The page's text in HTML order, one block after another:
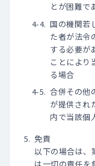
とが困難で
国の機関若
た者が法令
する必要が
ことにより
る場合
合併その他
が提供され
内で当該個
免責
以下の場合は、